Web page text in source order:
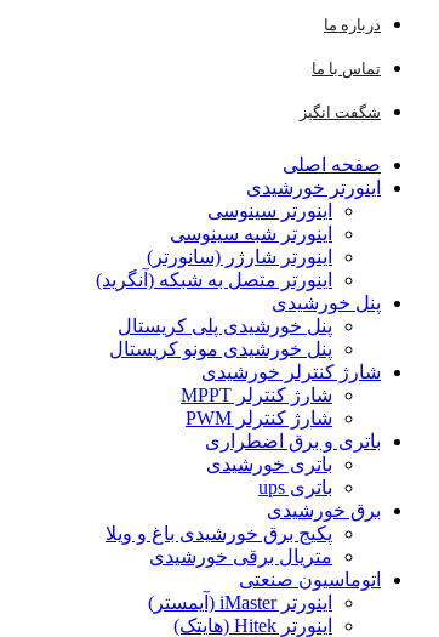
درباره ما
تماس با ما
شگفت انگیز
صفحه اصلی
اینورتر خورشیدی
اینورتر سینوسی
اینورتر شبه سینوسی
اینورتر شارژر (سانورتر)
اینورتر متصل به شبکه (آنگرید)
پنل خورشیدی
پنل خورشیدی پلی کریستال
پنل خورشیدی مونو کریستال
شارژ کنترلر خورشیدی
شارژ کنترلر MPPT
شارژ کنترلر PWM
باتری و برق اضطراری
باتری خورشیدی
باتری ups
برق خورشیدی
پکیج برق خورشیدی باغ و ویلا
متریال برقی خورشیدی
اتوماسیون صنعتی
اینورتر iMaster (آیمستر)
اینورتر Hitek (هایتک)